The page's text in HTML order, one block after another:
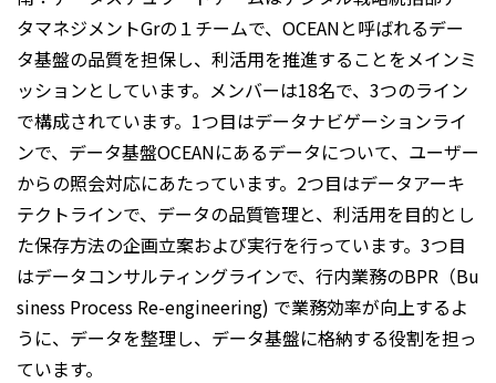
タマネジメントGrの１チームで、OCEANと呼ばれるデー
タ基盤の品質を担保し、利活用を推進することをメインミ
ッションとしています。メンバーは18名で、3つのライン
で構成されています。1つ目はデータナビゲーションライ
ンで、データ基盤OCEANにあるデータについて、ユーザー
からの照会対応にあたっています。2つ目はデータアーキ
テクトラインで、データの品質管理と、利活用を目的とし
た保存方法の企画立案および実行を行っています。3つ目
はデータコンサルティングラインで、行内業務のBPR（Bu
siness Process Re-engineering) で業務効率が向上するよ
うに、データを整理し、データ基盤に格納する役割を担っ
ています。